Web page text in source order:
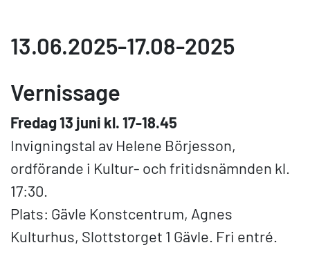
13.06.2025-17.08-2025
Vernissage
Fredag 13 juni kl. 17-18.45
Invigningstal av Helene Börjesson,
ordförande i Kultur- och fritidsnämnden kl.
17:30.
Plats: Gävle Konstcentrum, Agnes
Kulturhus, Slottstorget 1 Gävle. Fri entré.